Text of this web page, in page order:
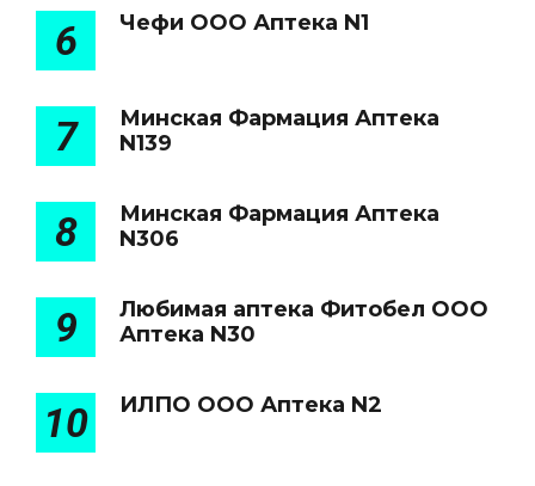
6 Чефи ООО Аптека N1
7
Минская Фармация Аптека
N139
8
Минская Фармация Аптека
N306
9
Любимая аптека Фитобел ООО
Аптека N30
10 ИЛПО ООО Аптека N2